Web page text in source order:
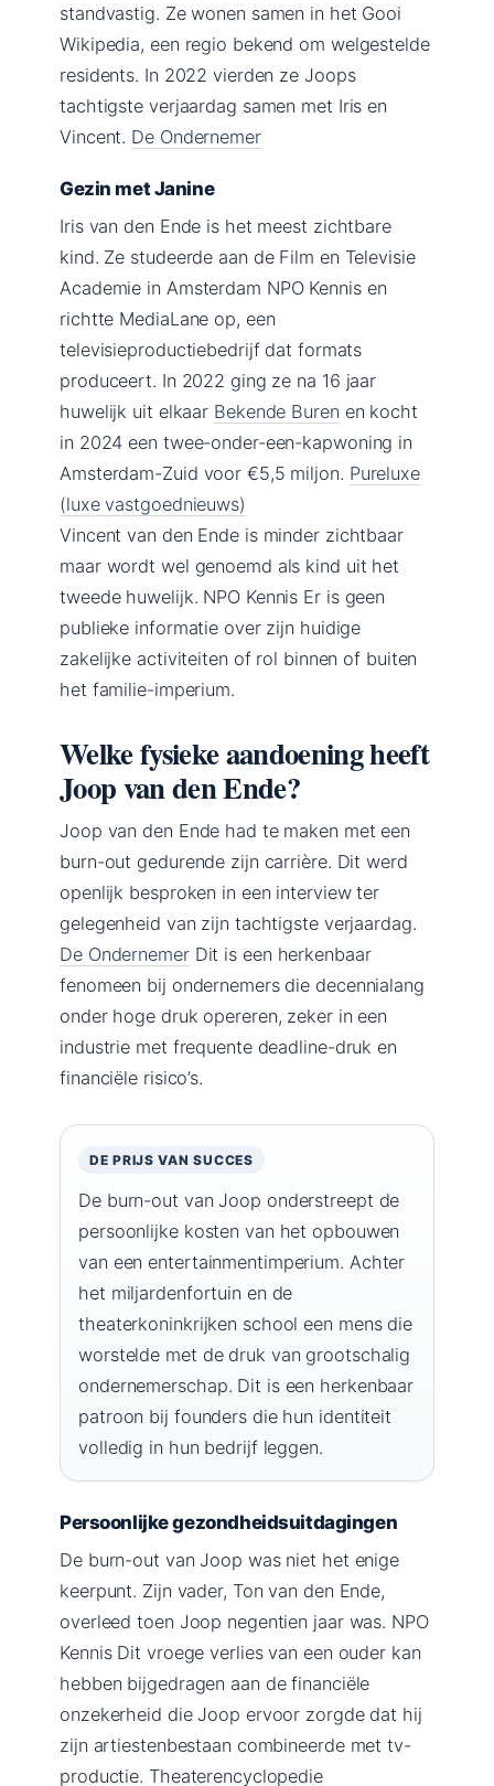
standvastig. Ze wonen samen in het Gooi
Wikipedia, een regio bekend om welgestelde
residents. In 2022 vierden ze Joops
tachtigste verjaardag samen met Iris en
Vincent. De Ondernemer
Gezin met Janine
Iris van den Ende is het meest zichtbare
kind. Ze studeerde aan de Film en Televisie
Academie in Amsterdam NPO Kennis en
richtte MediaLane op, een
televisieproductiebedrijf dat formats
produceert. In 2022 ging ze na 16 jaar
huwelijk uit elkaar Bekende Buren en kocht
in 2024 een twee-onder-een-kapwoning in
Amsterdam-Zuid voor €5,5 miljon. Pureluxe
(luxe vastgoednieuws)
Vincent van den Ende is minder zichtbaar
maar wordt wel genoemd als kind uit het
tweede huwelijk. NPO Kennis Er is geen
publieke informatie over zijn huidige
zakelijke activiteiten of rol binnen of buiten
het familie-imperium.
Welke fysieke aandoening heeft
Joop van den Ende?
Joop van den Ende had te maken met een
burn-out gedurende zijn carrière. Dit werd
openlijk besproken in een interview ter
gelegenheid van zijn tachtigste verjaardag.
De OndernemerDit is een herkenbaar
fenomeen bij ondernemers die decennialang
onder hoge druk opereren, zeker in een
industrie met frequente deadline-druk en
financiële risico’s.
DE PRIJS VAN SUCCES
De burn-out van Joop onderstreept de
persoonlijke kosten van het opbouwen
van een entertainmentimperium. Achter
het miljardenfortuin en de
theaterkoninkrijken school een mens die
worstelde met de druk van grootschalig
ondernemerschap. Dit is een herkenbaar
patroon bij founders die hun identiteit
volledig in hun bedrijf leggen.
Persoonlijke gezondheidsuitdagingen
De burn-out van Joop was niet het enige
keerpunt. Zijn vader, Ton van den Ende,
overleed toen Joop negentien jaar was. NPO
Kennis Dit vroege verlies van een ouder kan
hebben bijgedragen aan de financiële
onzekerheid die Joop ervoor zorgde dat hij
zijn artiestenbestaan combineerde met tv-
productie. Theaterencyclopedie